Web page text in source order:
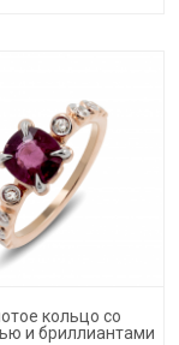
кольцо со
и бриллиантами